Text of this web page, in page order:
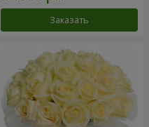
Заказать